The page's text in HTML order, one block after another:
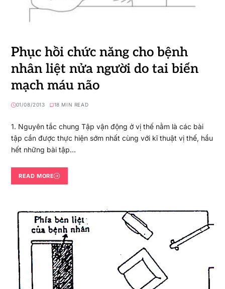
Phục hồi chức năng cho bệnh
nhân liệt nửa người do tai biến
mạch máu não
01/08/2013 18 MIN READ
1. Nguyên tắc chung Tập vận động ở vị thế nằm là các bài
tập cần được thực hiện sớm nhất cùng với kĩ thuật vị thế, hầu
hết những bài tập…
READ MORE